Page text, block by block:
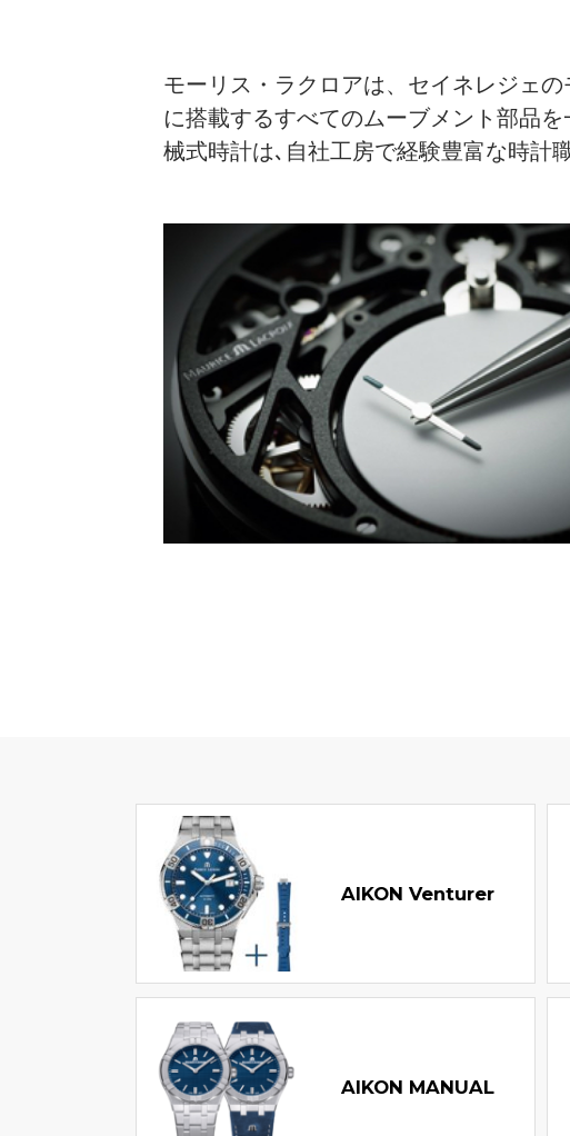
モーリス・ラクロアは、セイネレジェ
に搭載するすべてのムーブメント部品
械式時計は､自社工房で経験豊富な時計
AIKON Venturer
AIKON MANUAL